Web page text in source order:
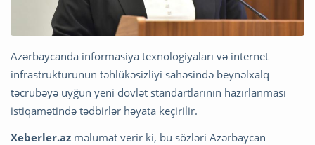
Azərbaycanda informasiya texnologiyaları və internet
infrastrukturunun təhlükəsizliyi sahəsində beynəlxalq
təcrübəyə uyğun yeni dövlət standartlarının hazırlanması
istiqamətində tədbirlər həyata keçirilir.
Xeberler.az məlumat verir ki, bu sözləri Azərbaycan